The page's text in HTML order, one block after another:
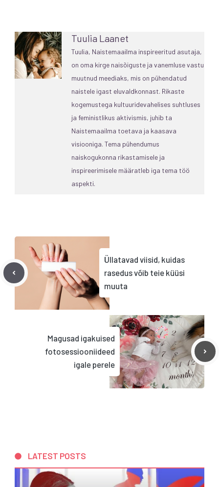
Tuulia Laanet
Tuulia, Naistemaailma inspireeritud asutaja,
on oma kirge naisõiguste ja vanemluse vastu
muutnud meediaks, mis on pühendatud
naistele igast eluvaldkonnast. Rikaste
kogemustega kultuuridevahelises suhtluses
ja feministlikus aktivismis, juhib ta
Naistemaailma toetava ja kaasava
visiooniga. Tema pühendumus
naiskogukonna rikastamisele ja
inspireerimisele määratleb iga tema töö
aspekti.
Üllatavad viisid, kuidas
rasedus võib teie küüsi
muuta
Magusad igakuised
fotosessiooniideed
igale perele
LATEST POSTS